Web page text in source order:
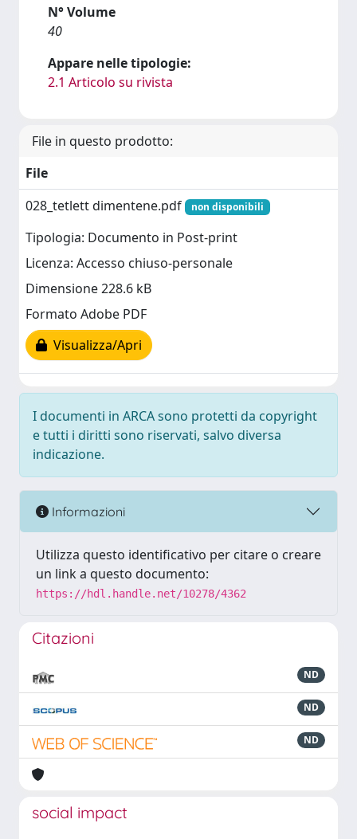
N° Volume
40
Appare nelle tipologie:
2.1 Articolo su rivista
File in questo prodotto:
File
028_tetlett dimentene.pdf
non disponibili
Tipologia: Documento in Post-print
Licenza: Accesso chiuso-personale
Dimensione 228.6 kB
Formato Adobe PDF
Visualizza/Apri
I documenti in ARCA sono protetti da copyright
e tutti i diritti sono riservati, salvo diversa
indicazione.
Informazioni
Utilizza questo identificativo per citare o creare
un link a questo documento:
https://hdl.handle.net/10278/4362
Citazioni
ND
ND
ND
social impact